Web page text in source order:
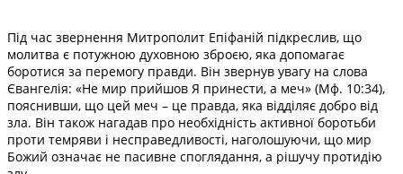
Під час звернення Митрополит Епіфаній підкреслив, що
молитва є потужною духовною зброєю, яка допомагає
боротися за перемогу правди. Він звернув увагу на слова
Євангелія: «Не мир прийшов Я принести, а меч» (Мф. 10:34),
пояснивши, що цей меч – це правда, яка відділяє добро від
зла. Він також нагадав про необхідність активної боротьби
проти темряви і несправедливості, наголошуючи, що мир
Божий означає не пасивне споглядання, а рішучу протидію